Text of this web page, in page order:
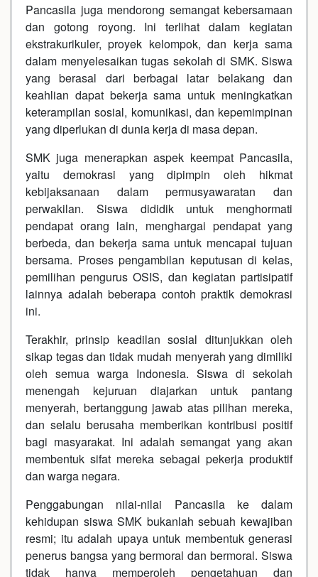
Pancasila juga mendorong semangat kebersamaan
dan gotong royong. Ini terlihat dalam kegiatan
ekstrakurikuler, proyek kelompok, dan kerja sama
dalam menyelesaikan tugas sekolah di SMK. Siswa
yang berasal dari berbagai latar belakang dan
keahlian dapat bekerja sama untuk meningkatkan
keterampilan sosial, komunikasi, dan kepemimpinan
yang diperlukan di dunia kerja di masa depan.
SMK juga menerapkan aspek keempat Pancasila,
yaitu demokrasi yang dipimpin oleh hikmat
kebijaksanaan dalam permusyawaratan dan
perwakilan. Siswa dididik untuk menghormati
pendapat orang lain, menghargai pendapat yang
berbeda, dan bekerja sama untuk mencapai tujuan
bersama. Proses pengambilan keputusan di kelas,
pemilihan pengurus OSIS, dan kegiatan partisipatif
lainnya adalah beberapa contoh praktik demokrasi
ini.
Terakhir, prinsip keadilan sosial ditunjukkan oleh
sikap tegas dan tidak mudah menyerah yang dimiliki
oleh semua warga Indonesia. Siswa di sekolah
menengah kejuruan diajarkan untuk pantang
menyerah, bertanggung jawab atas pilihan mereka,
dan selalu berusaha memberikan kontribusi positif
bagi masyarakat. Ini adalah semangat yang akan
membentuk sifat mereka sebagai pekerja produktif
dan warga negara.
Penggabungan nilai-nilai Pancasila ke dalam
kehidupan siswa SMK bukanlah sebuah kewajiban
resmi; itu adalah upaya untuk membentuk generasi
penerus bangsa yang bermoral dan bermoral. Siswa
tidak hanya memperoleh pengetahuan dan